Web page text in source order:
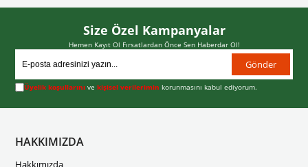
Size Özel Kampanyalar
Hemen Kayıt Ol Fırsatlardan Önce Sen Haberdar Ol!
Gönder
Üyelik koşullarını vekişisel verilerimin korunmasını kabul ediyorum.
HAKKIMIZDA
Hakkımızda